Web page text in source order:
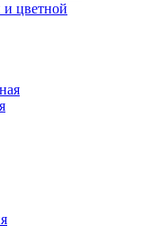
цветной